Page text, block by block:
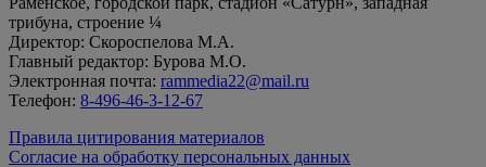
трибуна, строение ¼
Директор: Скороспелова М.А.
Главный редактор: Бурова М.О.
Электронная почта: rammedia22@mail.ru
Телефон: 8-496-46-3-12-67
Правила цитирования материалов
Согласие на обработку персональных данных